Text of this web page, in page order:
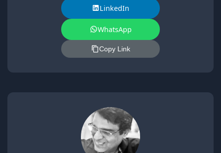
LinkedIn
WhatsApp
Copy Link